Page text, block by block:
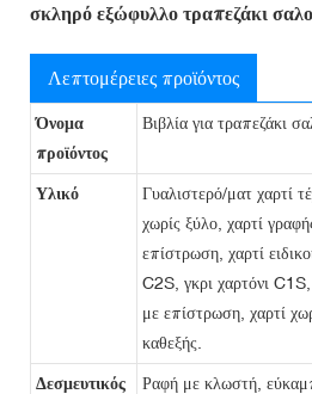
σκληρό εξώφυλλο τραπεζάκι
Λεπτομέρειες προϊόντος
Όνομα
προϊόντος
Βιβλία για τραπεζάκι
Υλικό
Γυαλιστερό/ματ χαρτί
χωρίς ξύλο, χαρτί
επίστρωση, χαρτί
C2S, γκρι χαρτόνι
με επίστρωση, χαρτί
καθεξής.
Δεσμευτικός
Ραφή με κλωστή,